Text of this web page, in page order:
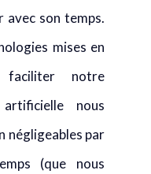
avec son temps.
mises en
notre
artificielle nous
négligeables par
(que nous